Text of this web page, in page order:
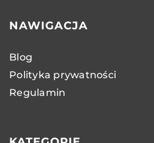
NAWIGACJA
Blog
Polityka prywatności
Regulamin